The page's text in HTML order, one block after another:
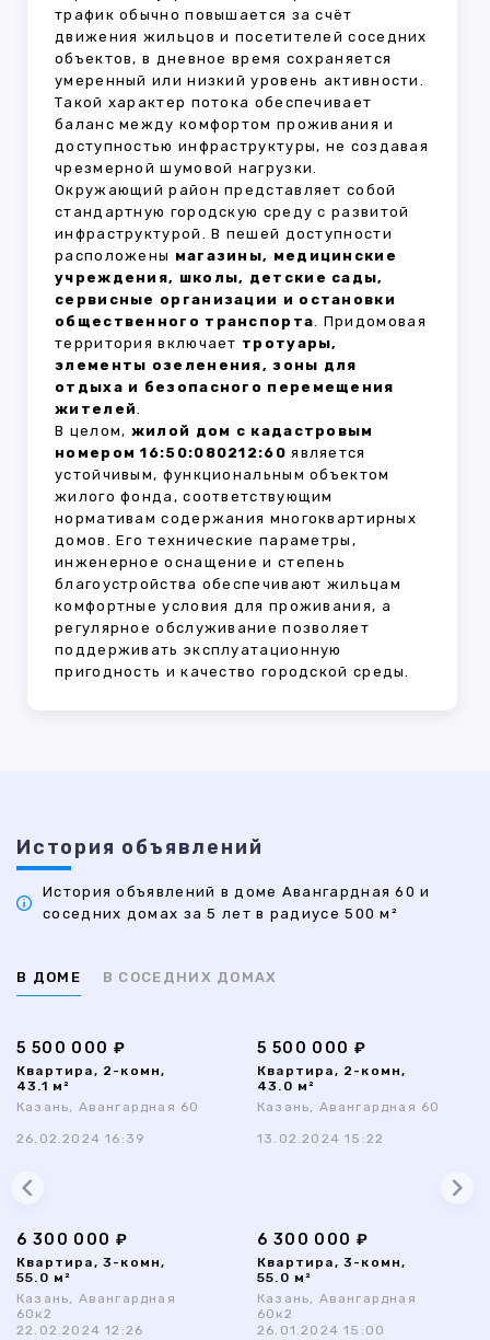
трафик обычно повышается за счёт
движения жильцов и посетителей соседних
объектов, в дневное время сохраняется
умеренный или низкий уровень активности.
Такой характер потока обеспечивает
баланс между комфортом проживания и
доступностью инфраструктуры, не создавая
чрезмерной шумовой нагрузки.
Окружающий район представляет собой
стандартную городскую среду с развитой
инфраструктурой. В пешей доступности
расположены магазины, медицинские
учреждения, школы, детские сады,
сервисные организации и остановки
общественного транспорта. Придомовая
территория включает тротуары,
элементы озеленения, зоны для
отдыха и безопасного перемещения
жителей.
В целом, жилой дом с кадастровым
номером 16:50:080212:60 является
устойчивым, функциональным объектом
жилого фонда, соответствующим
нормативам содержания многоквартирных
домов. Его технические параметры,
инженерное оснащение и степень
благоустройства обеспечивают жильцам
комфортные условия для проживания, а
регулярное обслуживание позволяет
поддерживать эксплуатационную
пригодность и качество городской среды.
История объявлений
История объявлений в доме Авангардная 60 и
соседних домах за 5 лет в радиусе 500 м²
В ДОМЕ В СОСЕДНИХ ДОМАХ
5 500 000 ₽
Квартира, 2-комн,
43.1 м²
Казань, Авангардная 60
26.02.2024 16:39
5 500 000 ₽
Квартира, 2-комн,
43.0 м²
Казань, Авангардная 60
13.02.2024 15:22
6 300 000 ₽
Квартира, 3-комн,
55.0 м²
Казань, Авангардная
60к2
22.02.2024 12:26
6 300 000 ₽
Квартира, 3-комн,
55.0 м²
Казань, Авангардная
60к2
26.01.2024 15:00